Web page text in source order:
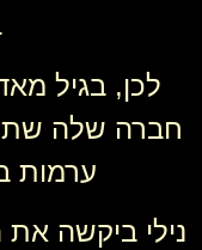
לכן, בגיל
חברה שלה
ערמות
נילי ביקשה